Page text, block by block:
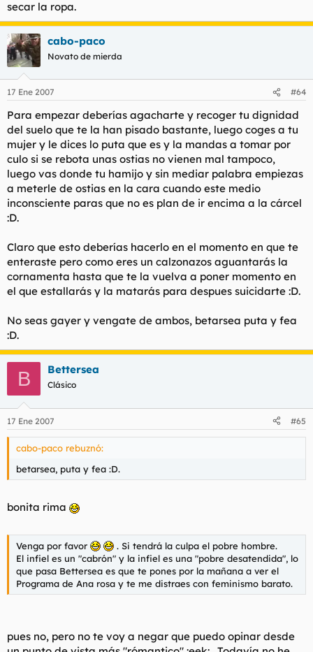
secar la ropa.
cabo-paco
Novato de mierda
17 Ene 2007 #64
Para empezar deberías agacharte y recoger tu dignidad
del suelo que te la han pisado bastante, luego coges a tu
mujer y le dices lo puta que es y la mandas a tomar por
culo si se rebota unas ostias no vienen mal tampoco,
luego vas donde tu hamijo y sin mediar palabra empiezas
a meterle de ostias en la cara cuando este medio
inconsciente paras que no es plan de ir encima a la cárcel
:D.
Claro que esto deberías hacerlo en el momento en que te
enteraste pero como eres un calzonazos aguantarás la
cornamenta hasta que te la vuelva a poner momento en
el que estallarás y la matarás para despues suicidarte :D.
No seas gayer y vengate de ambos, betarsea puta y fea
:D.
B Bettersea
Clásico
17 Ene 2007 #65
cabo-paco rebuznó:
betarsea, puta y fea :D.
bonita rima
Venga por favor
. Si tendrá la culpa el pobre hombre.
El infiel es un "cabrón" y la infiel es una "pobre desatendida", lo
que pasa Bettersea es que te pones por la mañana a ver el
Programa de Ana rosa y te me distraes con feminismo barato.
pues no, pero no te voy a negar que puedo opinar desde